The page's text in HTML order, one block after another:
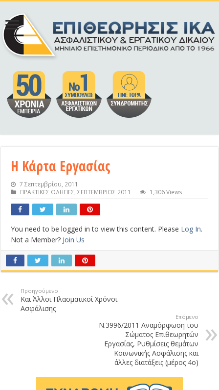
Η Κάρτα Εργασίας
7 Σεπτεμβρίου, 2011
ΠΡΑΚΤΙΚΕΣ ΟΔΗΓΙΕΣ,ΣΕΠΤΕΜΒΡΙΟΣ 2011 1,306 Views
You need to be logged in to view this content. Please Log In.
Not a Member? Join Us
Προηγούμενο
Και Άλλοι Πλασματικοί Χρόνοι
Ασφάλισης
Επόμενο
Ν.3996/2011 Αναμόρφωση του
Σώματος Επιθεωρητών
Εργασίας, Ρυθμίσεις θεμάτων
Κοινωνικής Ασφάλισης και
άλλες διατάξεις (μέρος 4ο)